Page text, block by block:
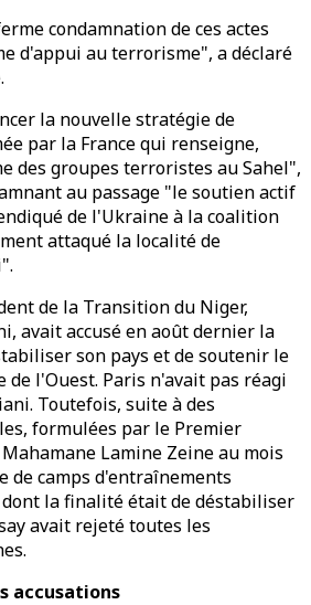
condamnation de ces actes
d'appui au terrorisme", a déclaré
la nouvelle stratégie de
par la France qui renseigne,
des groupes terroristes au Sahel",
au passage "le soutien actif
de l'Ukraine à la coalition
attaqué la localité de
de la Transition du Niger,
avait accusé en août dernier la
son pays et de soutenir le
l'Ouest. Paris n'avait pas réagi
Toutefois, suite à des
formulées par le Premier
Lamine Zeine au mois
de camps d'entraînements
la finalité était de déstabiliser
avait rejeté toutes les
accusations